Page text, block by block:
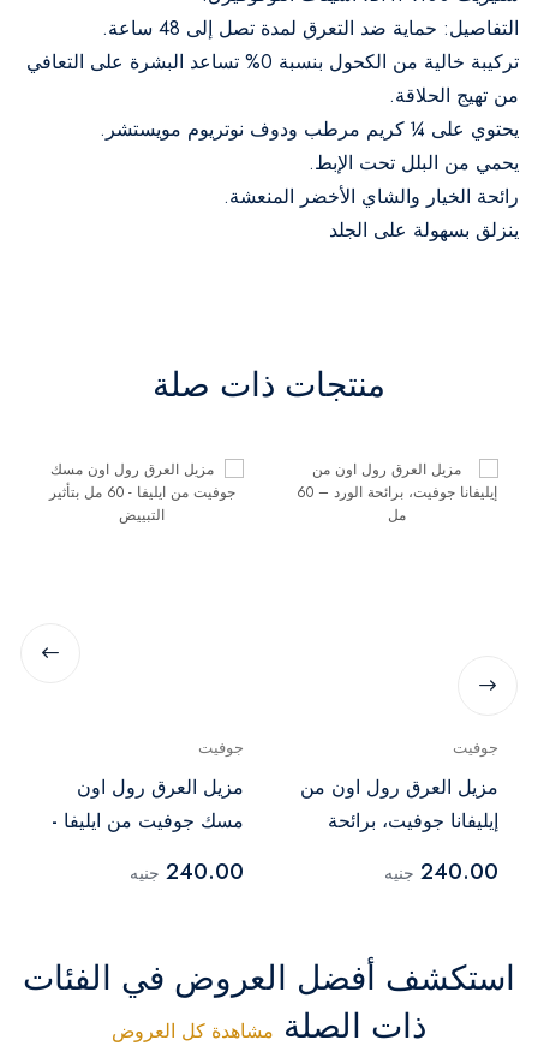
التفاصيل: حماية ضد التعرق لمدة تصل إلى 48 ساعة.
تركيبة خالية من الكحول بنسبة 0% تساعد البشرة على التعافي
من تهيج الحلاقة.
يحتوي على ¼ كريم مرطب ودوف نوتريوم مويستشر.
يحمي من البلل تحت الإبط.
رائحة الخيار والشاي الأخضر المنعشة.
ينزلق بسهولة على الجلد
منتجات ذات صلة
جوفيت
مزيل العرق رول اون من
إيليفانا جوفيت، برائحة
240.00 جنيه
جوفيت
مزيل العرق رول اون
مسك جوفيت من ايليفا -
240.00 جنيه
استكشف أفضل العروض في الفئات
ذات الصلة مشاهدة كل العروض